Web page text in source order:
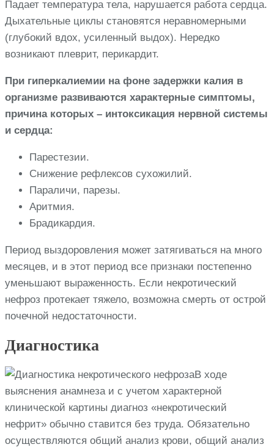
Падает температура тела, нарушается работа сердца.
Дыхательные циклы становятся неравномерными
(глубокий вдох, усиленный выдох). Нередко
возникают плеврит, перикардит.
При гиперкалиемии на фоне задержки калия в
организме развиваются характерные симптомы,
причина которых – интоксикация нервной системы
и сердца:
Парестезии.
Снижение рефлексов сухожилий.
Параличи, парезы.
Аритмия.
Брадикардия.
Период выздоровления может затягиваться на много
месяцев, и в этот период все признаки постепенно
уменьшают выраженность. Если некротический
нефроз протекает тяжело, возможна смерть от острой
почечной недостаточности.
Диагностика
В ходе
выяснения анамнеза и с учетом характерной
клинической картины диагноз «некротический
нефрит» обычно ставится без труда. Обязательно
осуществляются общий анализ крови, общий анализ